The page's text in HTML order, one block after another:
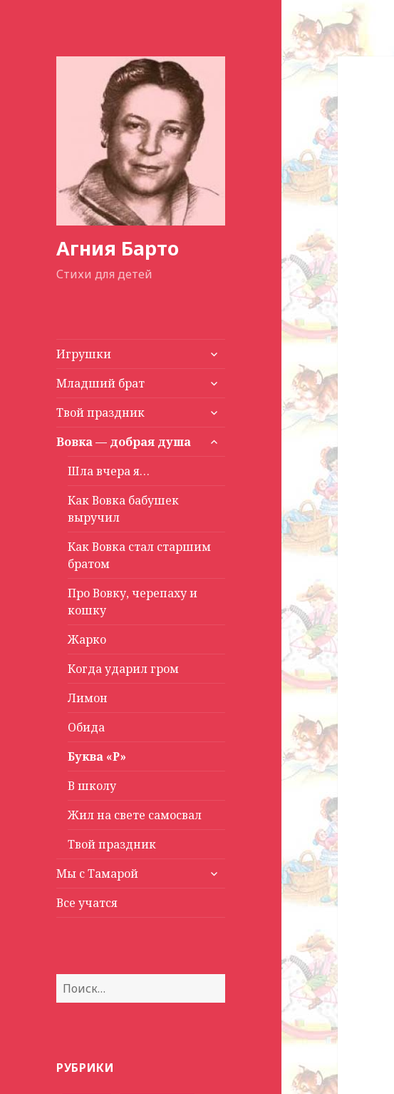
Агния Барто
Стихи для детей
Игрушки
раскрыть
меню
Младший брат
раскрыть
меню
Твой праздник
раскрыть
меню
Вовка — добрая душа
раскрыть
Шла вчера я…
Как Вовка бабушек
выручил
Как Вовка стал старшим
братом
Про Вовку, черепаху и
кошку
Жарко
Когда ударил гром
Лимон
Обида
Буква «Р»
В школу
Жил на свете самосвал
Твой праздник
Мы с Тамарой
раскрыть
Все учатся
Найти:
РУБРИКИ